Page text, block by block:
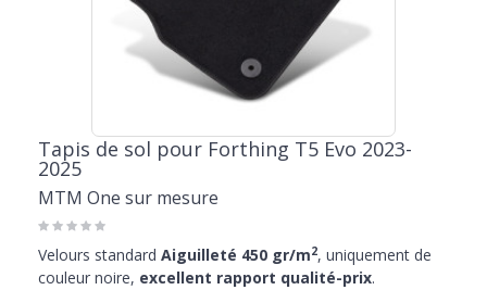
Tapis de sol pour Forthing T5 Evo 2023-
2025
MTM One sur mesure
Velours standard Aiguilleté 450 gr/m2, uniquement de
couleur noire, excellent rapport qualité-prix.